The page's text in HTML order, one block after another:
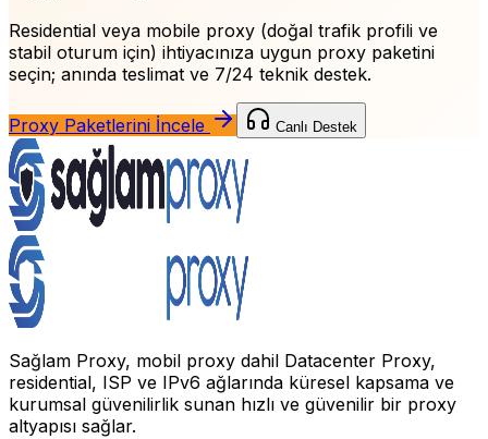
Residential veya mobile proxy (doğal trafik profili ve
stabil oturum için) ihtiyacınıza uygun proxy paketini
seçin; anında teslimat ve 7/24 teknik destek.
Proxy Paketlerini İncele Canlı Destek
Sağlam Proxy, mobil proxy dahil Datacenter Proxy,
residential, ISP ve IPv6 ağlarında küresel kapsama ve
kurumsal güvenilirlik sunan hızlı ve güvenilir bir proxy
altyapısı sağlar.